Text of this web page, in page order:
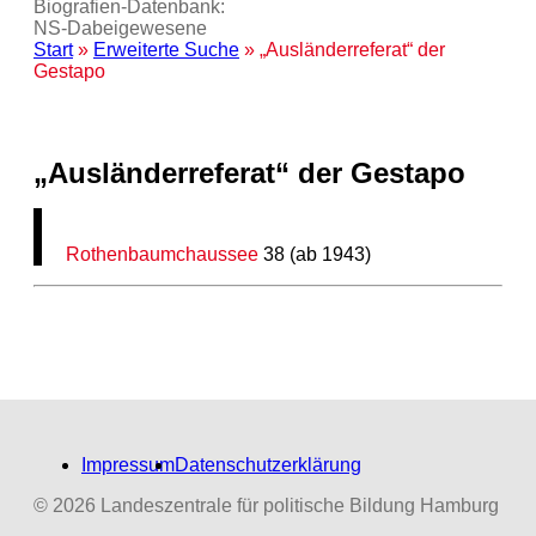
Biografien-Datenbank:
NS‑Dabeigewesene
Start» Erweiterte Suche » „Ausländerreferat“ der
Gestapo
„Ausländerreferat“ der Gestapo
Rothenbaumchaussee 38 (ab 1943)
ImpressumDatenschutzerklärung
© 2026 Landeszentrale für politische Bildung Hamburg